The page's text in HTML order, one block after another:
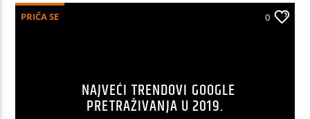
PRIČA SE 0
NAJVEĆI TRENDOVI GOOGLE
PRETRAŽIVANJA U 2019.